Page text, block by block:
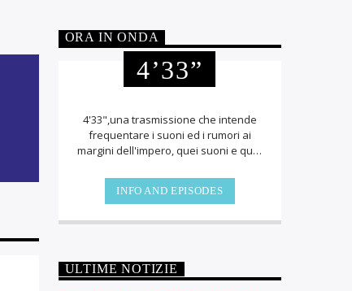
ORA IN ONDA
4’33”
4'33",una trasmissione che intende
frequentare i suoni ed i rumori ai
margini dell'impero, quei suoni e quei
ascoltare, quei suoni e rumori prodotti
da geni incompresi, da menti
da persone curiose. Suoni e rumori
produzioni ben confezionate,
ottimamente suonate,
INFO AND EPISODES
ULTIME NOTIZIE